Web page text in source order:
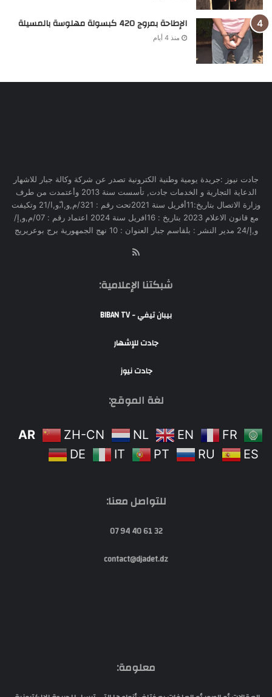
الإطاحة بمروج 420 كبسولة مهلوسة بالمسيلة
منذ 4 أيام
جادت نيوز :جريدة يومية وطنية الكترونية تصدر عن شركة وكالة جبار للاشهار
الدعاية التجارية و الخدمات جادت, تأسست سنة 2013 وأعتمدت من طرف
وزارة الاتصال بتاريخ:11أفريل سنة 2021تحت رقم : 321/م,و,ا,ّو,ا/21 وتكيفت
مع قانون الاعلام 2023 بتاريخ : 16افريل سنة 2024 اعتماد رقم : 07/م,و,إ/
و,إ/24 مدير النشر : بلقاسم جبار العنوان : 10 نهج الجمهورية برج بوعريريج
شبكتنا الإعلامية:
بيبان تيفي - BIBAN TV
جادت للإشهار
جادت نيوز
لغة الموقع:
AR ZH-CN NL EN
FR
DE
IT PT RU ES
للتواصل معنا:
32 61 40 94 07
contact@djadet.dz
معلومة: